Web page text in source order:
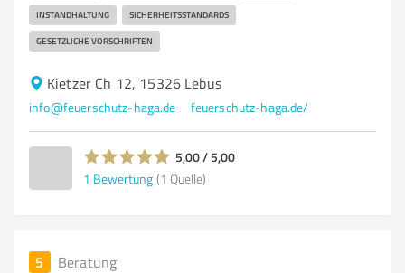
INSTANDHALTUNG SICHERHEITSSTANDARDS
GESETZLICHE VORSCHRIFTEN
Kietzer Ch 12, 15326 Lebus
info@feuerschutz-haga.de feuerschutz-haga.de/
5,00 / 5,00
1 Bewertung (1 Quelle)
5 Beratung